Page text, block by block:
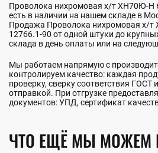
Проволока нихромовая х/т ХН70Ю-Н
есть в наличии на нашем складе в
Продажа Проволока нихромовая х/
12766.1-90 от одной штуки до
склада в день оплаты или на
Мы работаем напрямую с
контролируем качество: каждая
проверку, сверку соответствия ГОСТ
отправкой. При отгрузке
документов: УПД, сертификат
ЧТО ЕЩЁ МЫ МОЖЕМ